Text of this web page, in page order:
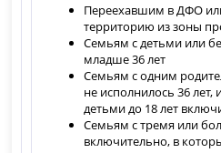
Переехавшим в ДФО
территорию из зоны
Семьям с детьми или
младше 36 лет
Семьям с одним
не исполнилось 36
детьми до 18 лет
Семьям с тремя или
включительно, в